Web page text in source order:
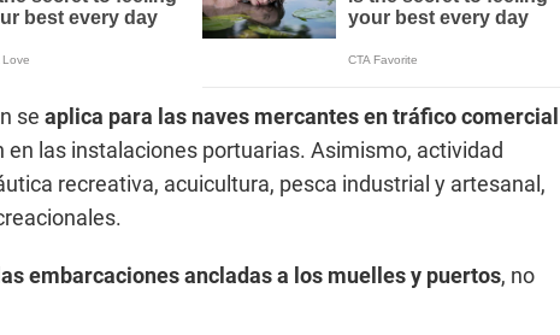
se aplica para las naves mercantes en tráfico comercial
en las instalaciones portuarias. Asimismo, actividad
recreativa, acuicultura, pesca industrial y artesanal,
embarcaciones ancladas a los muelles y puertos, no